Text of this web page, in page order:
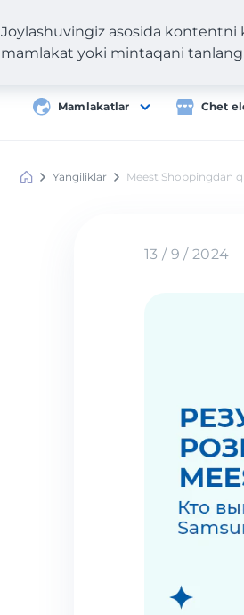
Mamlakatlar Chet
Joylashuvingiz asosida kontentni
mamlakat yoki mintaqani tanlang
Meest Yangiliklar Meest Shoppingdan
13 / 9 / 2024